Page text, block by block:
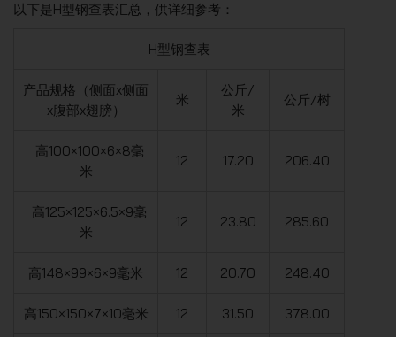
以下是H型钢查表汇总，供详细参考：
H型钢查表
产品规格（侧面x侧面
x腹部x翅膀）
米
公斤/
米
公斤/树
高100×100×6×8毫
米
12 17.20 206.40
高125×125×6.5×9毫
米
12 23.80 285.60
高148×99×6×9毫米 12 20.70 248.40
高150×150×7×10毫米 12 31.50 378.00